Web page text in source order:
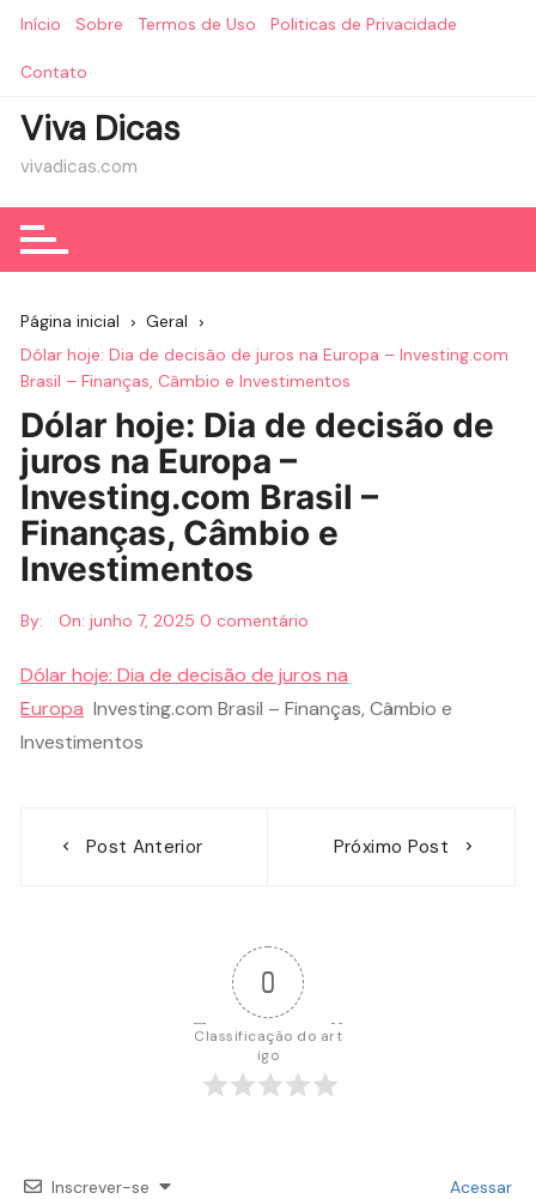
Início Sobre Termos de Uso Politicas de Privacidade
Contato
Viva Dicas
vivadicas.com
Página inicial
Geral
Dólar hoje: Dia de decisão de juros na Europa – Investing.com
Brasil – Finanças, Câmbio e Investimentos
Dólar hoje: Dia de decisão de
juros na Europa –
Investing.com Brasil –
Finanças, Câmbio e
Investimentos
By: On:junho 7, 2025 0 comentário
Dólar hoje: Dia de decisão de juros na
Europa Investing.com Brasil – Finanças, Câmbio e
Investimentos
Post Anterior Próximo Post
0
Classificação do art
igo
Inscrever-se Acessar